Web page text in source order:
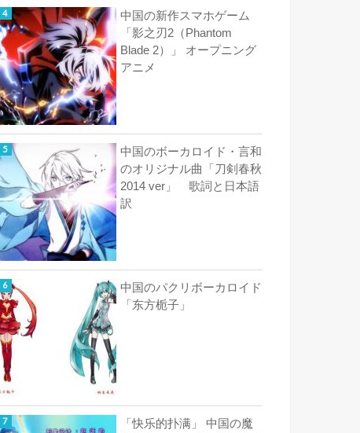
中国の新作スマホゲーム
「影之刃2（Phantom
Blade 2）」 オープニング
アニメ
中国のボーカロイド・言和
のオリジナル曲「刀剣春秋
2014 ver」 歌詞と日本語
訳
中国のパクリボーカロイド
「东方栀子」
「快乐的扑满」 中国の魔